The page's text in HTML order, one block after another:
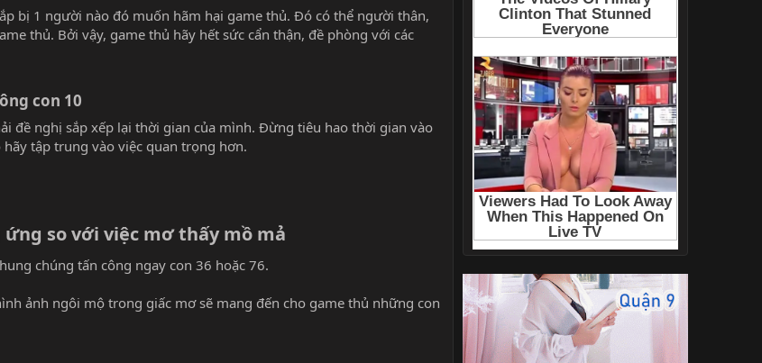
bị 1 người nào đó muốn hãm hại game thủ. Đó có thể người thân,
thủ. Bởi vậy, game thủ hãy hết sức cẩn thận, đề phòng với các
con 10
đề nghị sắp xếp lại thời gian của mình. Đừng tiêu hao thời gian vào
tập trung vào việc quan trọng hơn.
so với việc mơ thấy mồ mả
chúng tấn công ngay con 36 hoặc 76.
ảnh ngôi mộ trong giấc mơ sẽ mang đến cho game thủ những con